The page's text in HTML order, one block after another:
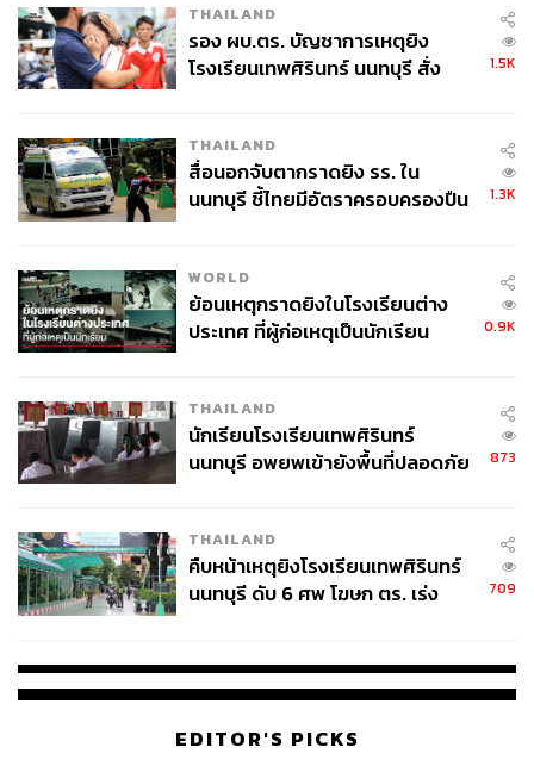
THAILAND
รอง ผบ.ตร. บัญชาการเหตุยิง
โรงเรียนเทพศิรินทร์ นนทบุรี สั่ง
1.5K
THAILAND
สื่อนอกจับตากราดยิง รร. ใน
นนทบุรี ชี้ไทยมีอัตราครอบครองปืน
1.3K
WORLD
ย้อนเหตุกราดยิงในโรงเรียนต่าง
ประเทศ ที่ผู้ก่อเหตุเป็นนักเรียน
0.9K
THAILAND
นักเรียนโรงเรียนเทพศิรินทร์
นนทบุรี อพยพเข้ายังพื้นที่ปลอดภัย
873
THAILAND
คืบหน้าเหตุยิงโรงเรียนเทพศิรินทร์
นนทบุรี ดับ 6 ศพ โฆษก ตร. เร่ง
709
EDITOR'S PICKS